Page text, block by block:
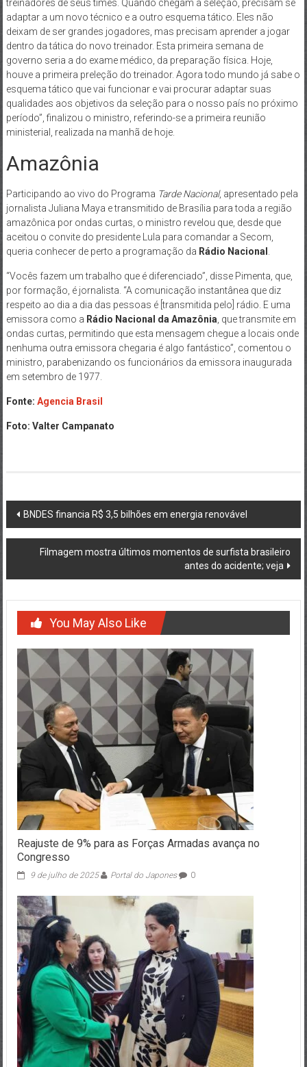
treinadores de seus times. Quando chegam à seleção, precisam se
adaptar a um novo técnico e a outro esquema tático. Eles não
deixam de ser grandes jogadores, mas precisam aprender a jogar
dentro da tática do novo treinador. Esta primeira semana de
governo seria a do exame médico, da preparação física. Hoje,
houve a primeira preleção do treinador. Agora todo mundo já sabe o
esquema tático que vai funcionar e vai procurar adaptar suas
qualidades aos objetivos da seleção para o nosso país no próximo
período”, finalizou o ministro, referindo-se a primeira reunião
ministerial, realizada na manhã de hoje.
Amazônia
Participando ao vivo do Programa Tarde Nacional, apresentado pela
jornalista Juliana Maya e transmitido de Brasília para toda a região
amazônica por ondas curtas, o ministro revelou que, desde que
aceitou o convite do presidente Lula para comandar a Secom,
queria conhecer de perto a programação da Rádio Nacional
“Vocês fazem um trabalho que é diferenciado”, disse Pimenta, que,
por formação, é jornalista. “A comunicação instantânea que diz
respeito ao dia a dia das pessoas é [transmitida pelo] rádio. E uma
emissora como a Rádio Nacional da Amazônia , que transmite em
ondas curtas, permitindo que esta mensagem chegue a locais onde
nenhuma outra emissora chegaria é algo fantástico”, comentou o
ministro, parabenizando os funcionários da emissora inaugurada
em setembro de 1977.
Fonte: Agencia Brasil
Foto: Valter Campanato
Post
navigation
BNDES financia R$ 3,5 bilhões em energia renovável
Filmagem mostra últimos momentos de surfista brasileiro
antes do acidente; veja
You May Also Like
Reajuste de 9% para as Forças Armadas avança no
Congresso
9 de julho de 2025 Portal do Japones 0